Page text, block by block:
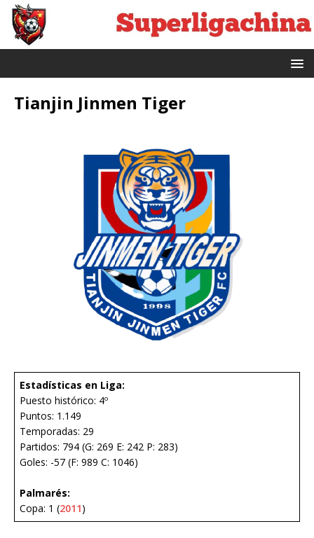
Tianjin Jinmen Tiger
Estadísticas en Liga:
Puesto histórico: 4º
Puntos: 1.149
Temporadas: 29
Partidos: 794 (G: 269 E: 242 P: 283)
Goles: -57 (F: 989 C: 1046)
Palmarés:
Copa: 1 (2011)